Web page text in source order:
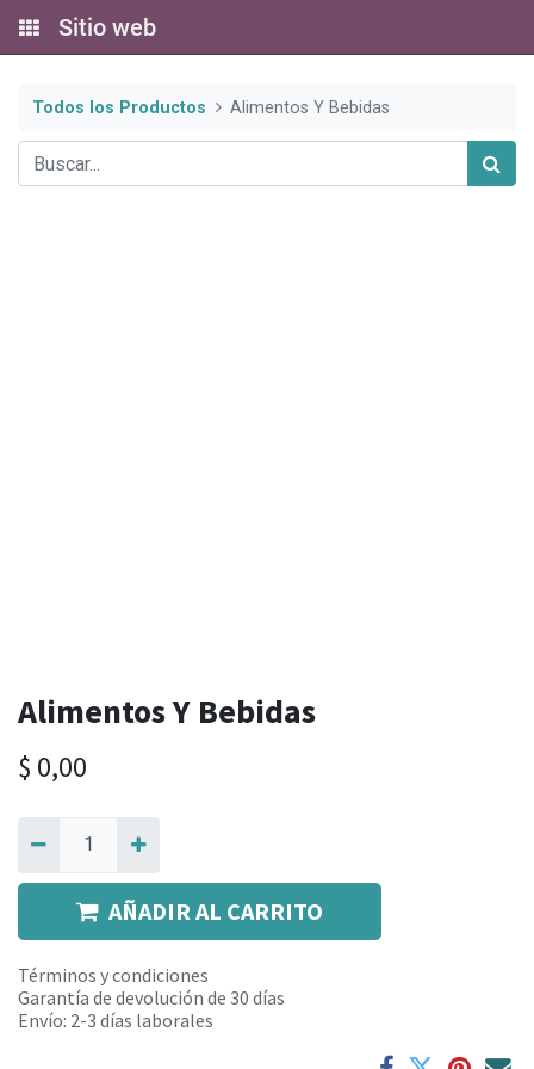
Sitio web
Todos los Productos Alimentos Y Bebidas
Alimentos Y Bebidas
$ 0,00
AÑADIR AL CARRITO
Términos y condiciones
Garantía de devolución de 30 días
Envío: 2-3 días laborales